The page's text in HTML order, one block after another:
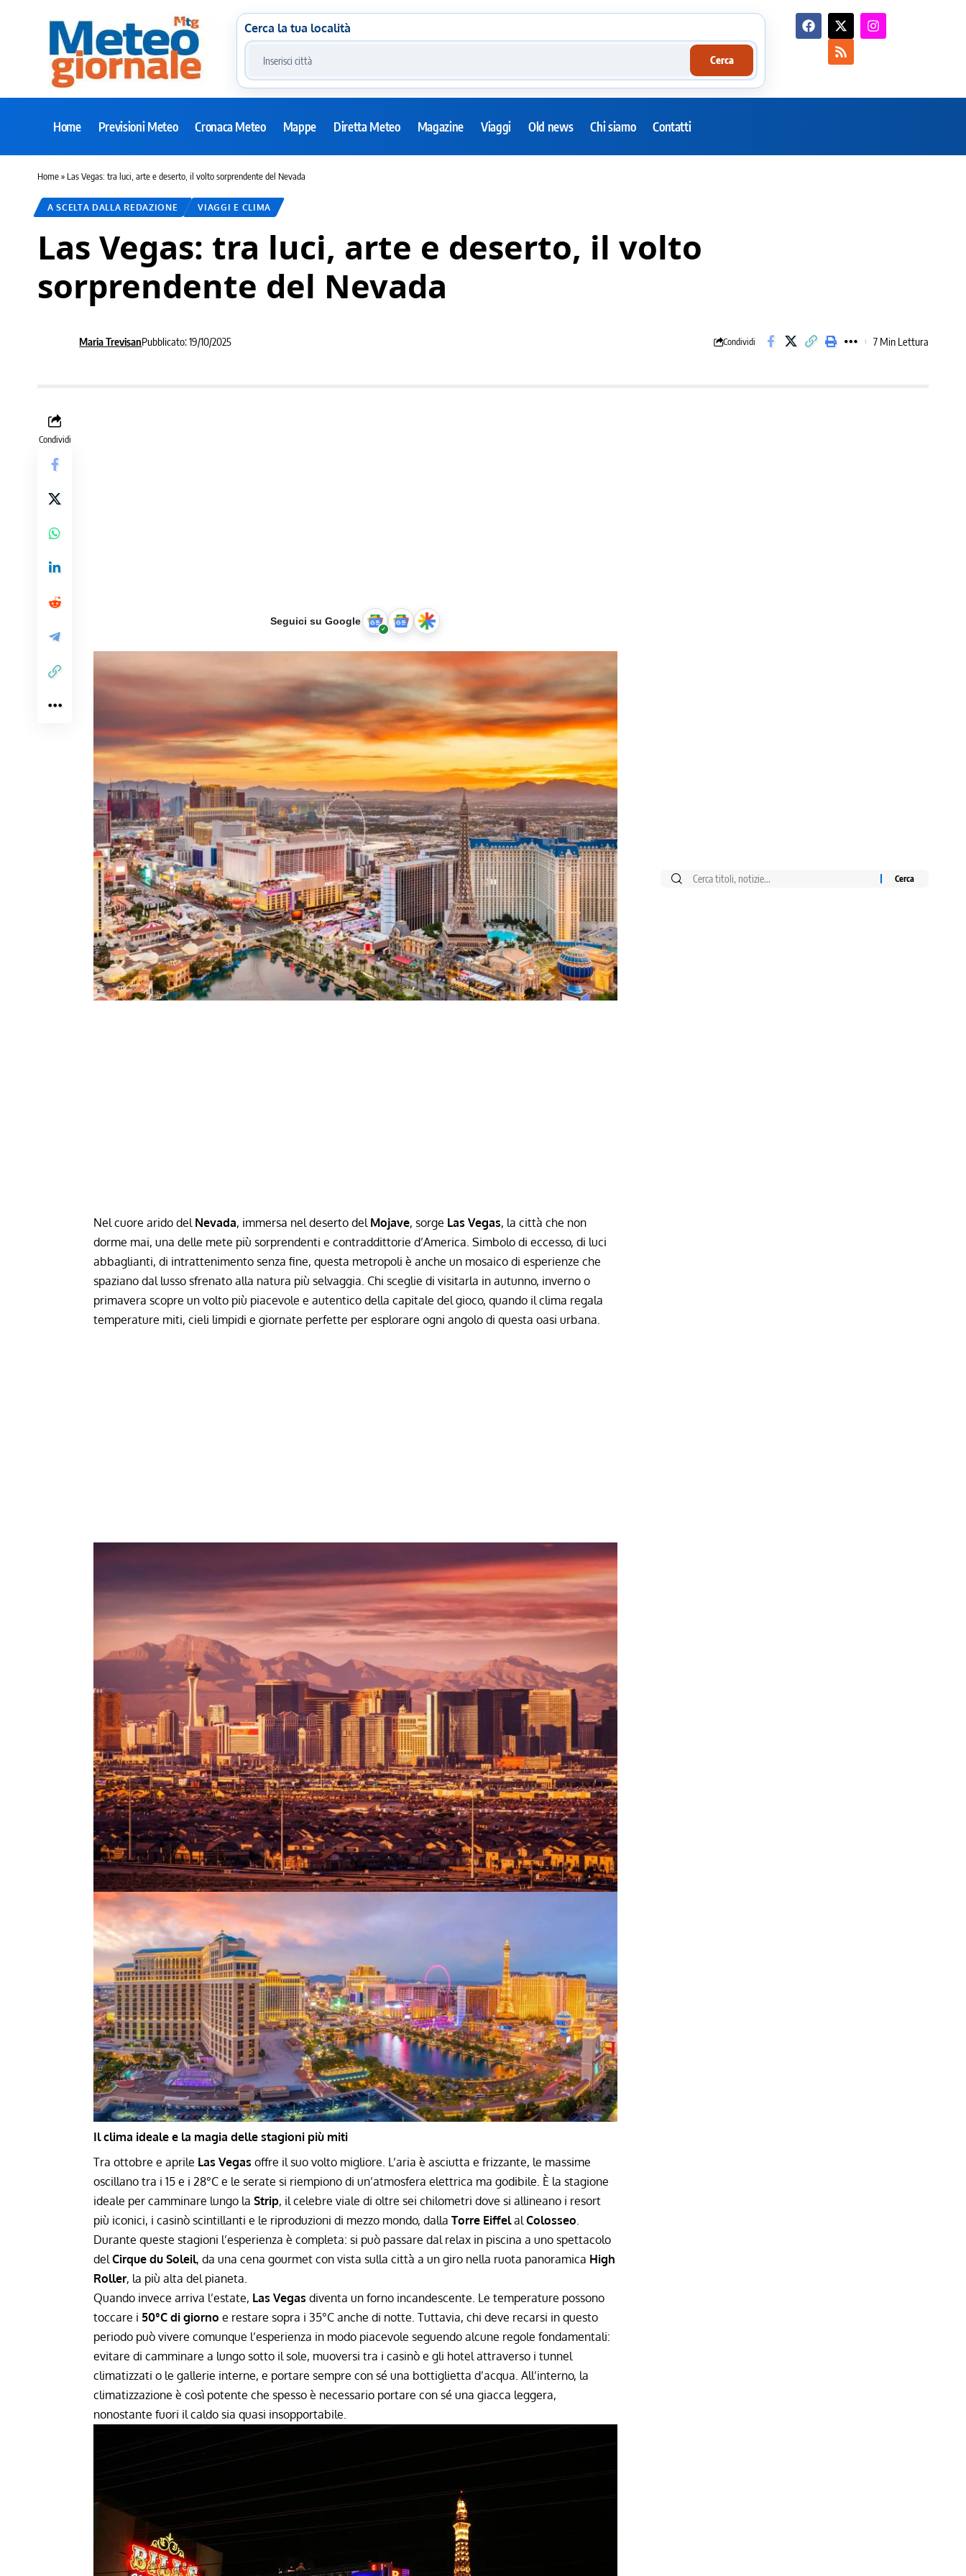
Cerca la tua località
Cerca
Home Previsioni Meteo Cronaca Meteo Mappe Diretta Meteo Magazine Viaggi Old news Chi siamo Contatti
Home» Las Vegas: tra luci, arte e deserto, il volto sorprendente del Nevada
A SCELTA DALLA REDAZIONE VIAGGI E CLIMA
Las Vegas: tra luci, arte e deserto, il volto
sorprendente del Nevada
Maria TrevisanPubblicato: 19/10/2025 Condividi 7 Min Lettura
Condividi
Seguici su Google
Nel cuore arido del Nevada, immersa nel deserto del Mojave, sorge Las Vegas, la città che non
dorme mai, una delle mete più sorprendenti e contraddittorie d’America. Simbolo di eccesso, di luci
abbaglianti, di intrattenimento senza fine, questa metropoli è anche un mosaico di esperienze che
spaziano dal lusso sfrenato alla natura più selvaggia. Chi sceglie di visitarla in autunno, inverno o
primavera scopre un volto più piacevole e autentico della capitale del gioco, quando il clima regala
temperature miti, cieli limpidi e giornate perfette per esplorare ogni angolo di questa oasi urbana.
Il clima ideale e la magia delle stagioni più miti
Tra ottobre e aprile Las Vegas offre il suo volto migliore. L’aria è asciutta e frizzante, le massime
oscillano tra i 15 e i 28°C e le serate si riempiono di un’atmosfera elettrica ma godibile. È la stagione
ideale per camminare lungo la Strip, il celebre viale di oltre sei chilometri dove si allineano i resort
più iconici, i casinò scintillanti e le riproduzioni di mezzo mondo, dalla Torre Eiffelal Colosseo
Durante queste stagioni l’esperienza è completa: si può passare dal relax in piscina a uno spettacolo
del Cirque du Soleil, da una cena gourmet con vista sulla città a un giro nella ruota panoramica High
Roller, la più alta del pianeta.
Quando invece arriva l’estate, Las Vegas diventa un forno incandescente. Le temperature possono
toccare i 50°C di giorno e restare sopra i 35°C anche di notte. Tuttavia, chi deve recarsi in questo
periodo può vivere comunque l’esperienza in modo piacevole seguendo alcune regole fondamentali:
evitare di camminare a lungo sotto il sole, muoversi tra i casinò e gli hotel attraverso i tunnel
climatizzati o le gallerie interne, e portare sempre con sé una bottiglietta d’acqua. All’interno, la
climatizzazione è così potente che spesso è necessario portare con sé una giacca leggera,
nonostante fuori il caldo sia quasi insopportabile.